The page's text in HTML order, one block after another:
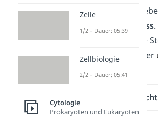
beispielsweise,
einen
Sterbeprozess
abläuft und welche
gibt, erfährst du hier
Inhaltsübersicht
Zelle
1/2 – Dauer: 05:39
Zellbiologie
2/2 – Dauer: 05:41
Cytologie
Prokaryoten und Eukaryoten